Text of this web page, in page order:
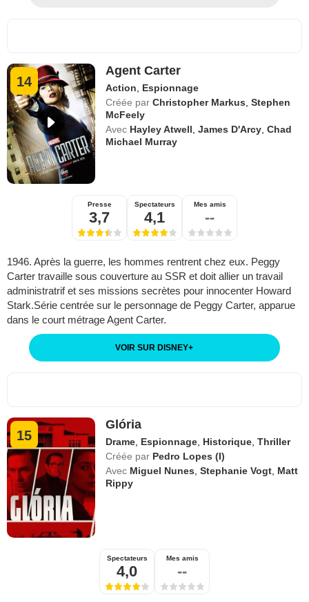
14
Agent Carter
Action
Espionnage
Créée par Christopher Markus ,Stephen
McFeely
Avec Hayley Atwell ,James D'Arcy ,Chad
Michael Murray
Presse
3,7
Spectateurs
4,1
Mes amis
--
1946. Après la guerre, les hommes rentrent chez eux. Peggy
Carter travaille sous couverture au SSR et doit allier un travail
administratrif et ses missions secrètes pour innocenter Howard
Stark.Série centrée sur le personnage de Peggy Carter, apparue
dans le court métrage Agent Carter.
VOIR SUR DISNEY+
15
Glória
Drame Espionnage Historique ,Thriller
Créée par Pedro Lopes (I)
Avec Miguel Nunes ,Stephanie Vogt Matt
Rippy
Spectateurs
4,0
Mes amis
--